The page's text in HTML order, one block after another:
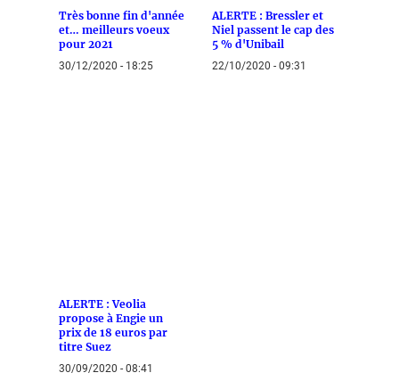
Très bonne fin d'année
et… meilleurs voeux
pour 2021
30/12/2020 - 18:25
ALERTE : Bressler et
Niel passent le cap des
5 % d'Unibail
22/10/2020 - 09:31
ALERTE : Veolia
propose à Engie un
prix de 18 euros par
titre Suez
30/09/2020 - 08:41